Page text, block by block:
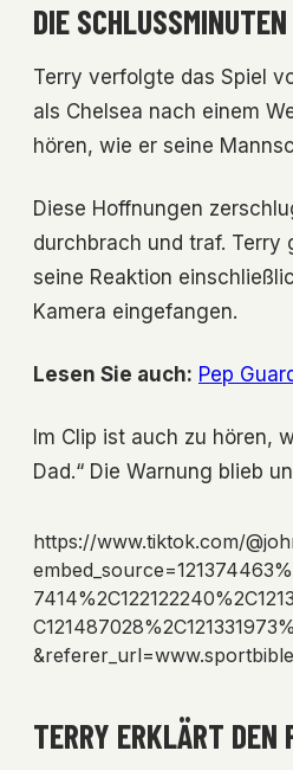
DIE
Terry verfolgte das Spiel
als Chelsea nach einem
hören, wie er seine
Diese Hoffnungen
durchbrach und traf. Terry
seine Reaktion
Kamera eingefangen.
Lesen Sie auch: Pep
Im Clip ist auch zu hören,
Dad.“ Die Warnung blieb
https://www.tiktok.com/
TERRY ERKLÄRT DEN